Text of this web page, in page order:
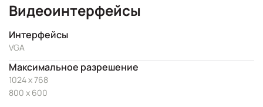
Видеоинтерфейсы
Интерфейсы
VGA
Максимальное разрешение
1024 x 768
800 x 600